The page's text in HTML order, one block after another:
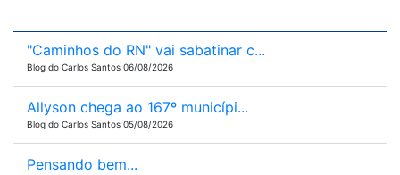
"Caminhos do RN" vai sabatinar c...
Blog do Carlos Santos 06/08/2026
Allyson chega ao 167º municípi...
Blog do Carlos Santos 05/08/2026
Pensando bem...